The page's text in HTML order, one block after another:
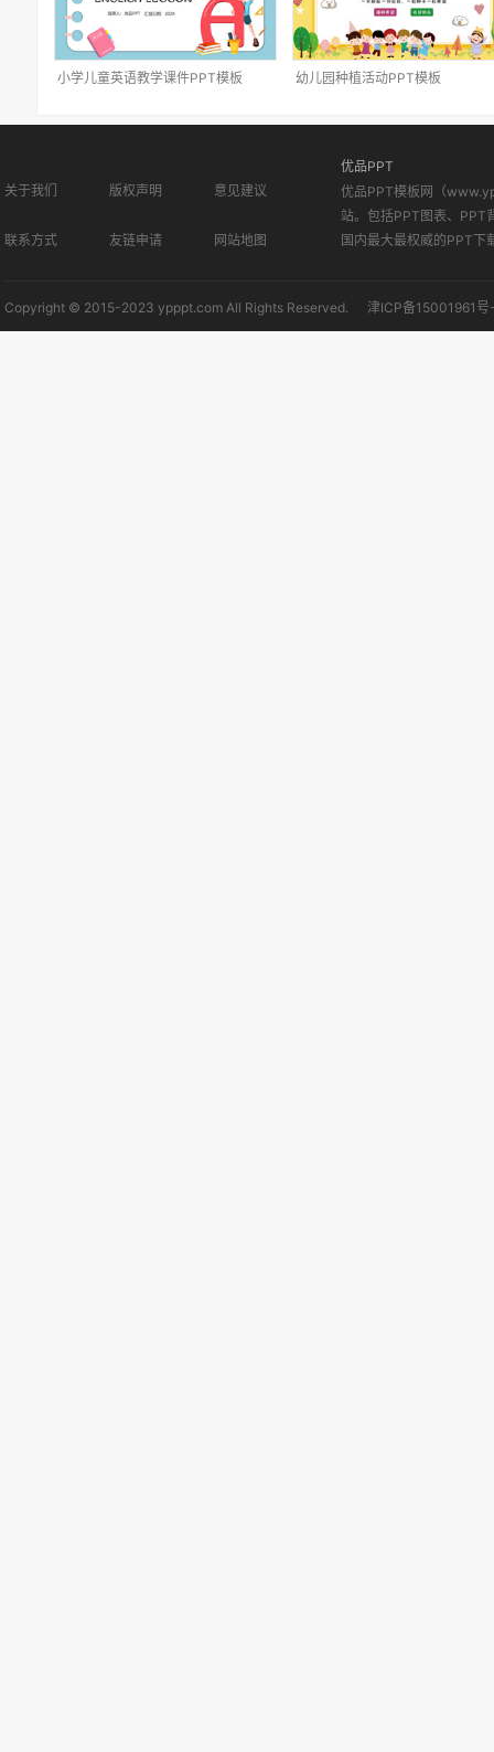
小学儿童英语教学课件PPT模板 幼儿园种植活动PPT模板
关于我们 版权声明 意见建议
联系方式 友链申请 网站地图
优品PPT
优品PPT模板网（
站。包括PPT图表、PPT
国内最大最权威的PPT下
Copyright © 2015-2023 ypppt.com All Rights Reserved. 津ICP备15001961号